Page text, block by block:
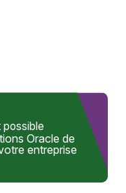
Oracle de
entreprise